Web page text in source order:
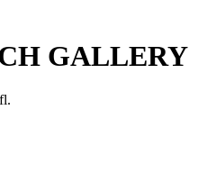
GALLERY